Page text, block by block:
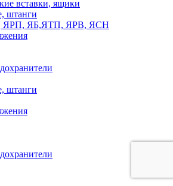
вставки, ящики
штанги
ЯРП, ЯБ,ЯТП, ЯРВ, ЯСН
штанги